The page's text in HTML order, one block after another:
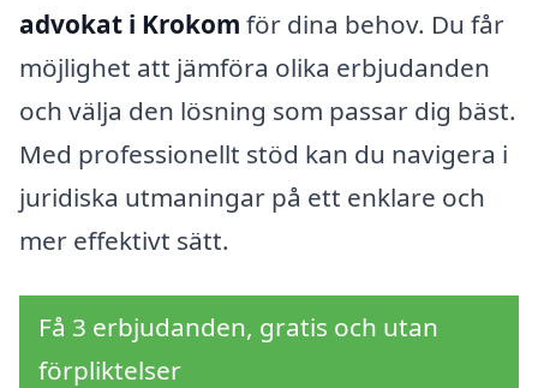
advokat i Krokom för dina behov. Du får
möjlighet att jämföra olika erbjudanden
och välja den lösning som passar dig bäst.
Med professionellt stöd kan du navigera i
juridiska utmaningar på ett enklare och
mer effektivt sätt.
Få 3 erbjudanden, gratis och utan
förpliktelser